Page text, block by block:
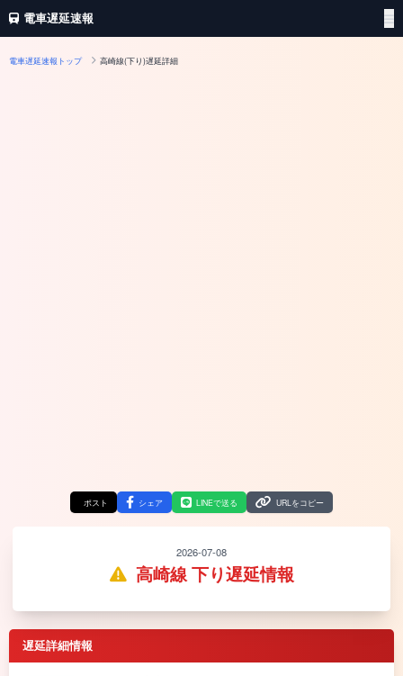
電車遅延速報
電車遅延速報トップ 高崎線(下り)遅延詳細
ポスト シェア LINEで送る URLをコピー
2026-07-08
高崎線 下り遅延情報
遅延詳細情報